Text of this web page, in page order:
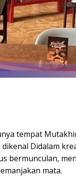
tempat
dikenal Didalam
bermunculan,
mata.